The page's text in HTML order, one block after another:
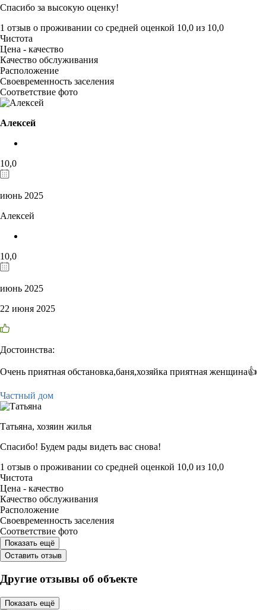
Спасибо за высокую оценку!
1 отзыв о проживании со средней оценкой 10,0 из 10,0
Чистота
Цена - качество
Качество обслуживания
Расположение
Своевременность заселения
Соответствие фото
Алексей
10,0
июнь 2025
Алексей
10,0
июнь 2025
22 июня 2025
Достоинства:
Очень приятная обстановка,баня,хозяйка приятная женщина👍
Частный дом
Татьяна, хозяин жилья
Спасибо! Будем рады видеть вас снова!
1 отзыв о проживании со средней оценкой 10,0 из 10,0
Чистота
Цена - качество
Качество обслуживания
Расположение
Своевременность заселения
Соответствие фото
Показать ещё
Оставить отзыв
Другие отзывы об объекте
Показать ещё